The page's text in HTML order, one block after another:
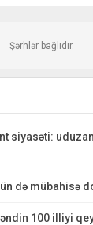
Şərhlər bağlıdır.
siyasəti:
də mübahisə
100 illiyi